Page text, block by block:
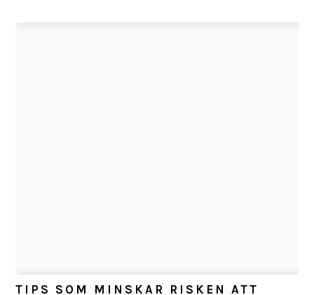
TIPS SOM MINSKAR RISKEN ATT